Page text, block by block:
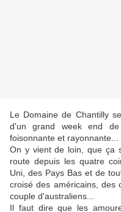
Le Domaine de Chantilly
d'un grand week end
foisonnante et rayonnante...
On y vient de loin, que ça
route depuis les quatre
Uni, des Pays Bas et de
croisé des américains, des
couple d'australiens...
Il faut dire que les